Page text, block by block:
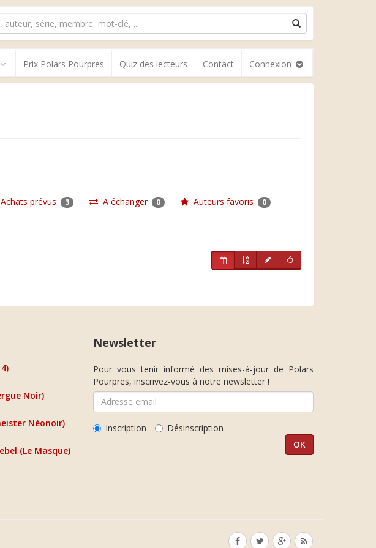
Prix Polars Pourpres Quiz des lecteurs Contact Connexion
Achats prévus 3 A échanger 0 Auteurs favoris 0
Noir)
Néonoir)
(Le Masque)
Newsletter
Pour vous tenir informé des mises-à-jour de Polars
Pourpres, inscrivez-vous à notre newsletter !
Inscription Désinscription